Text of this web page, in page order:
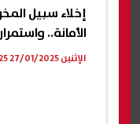
إخلاء سبيل
الأمانة..
الإثنين 27/01/2025 06:25 م